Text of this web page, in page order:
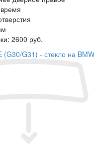
2600 руб.
(G30/G31) - стекло на